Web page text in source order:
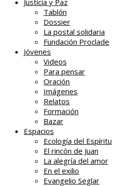
Justicia y Paz
Tablón
Dossier
La postal solidaria
Fundación Proclade
Jóvenes
Videos
Para pensar
Oración
Imágenes
Relatos
Formación
Bazar
Espacios
Ecología del Espíritu
El rincón de Juan
La alegría del amor
En el exilio
Evangelio Seglar